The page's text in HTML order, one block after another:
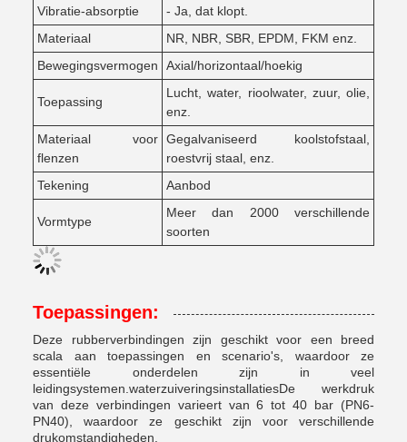
Vibratie-absorptie
- Ja, dat klopt.
Materiaal
NR, NBR, SBR, EPDM, FKM enz.
Bewegingsvermogen
Axial/horizontaal/hoekig
Toepassing
Lucht, water, rioolwater, zuur, olie,
enz.
Materiaal voor
flenzen
Gegalvaniseerd koolstofstaal,
roestvrij staal, enz.
Tekening
Aanbod
Vormtype
Meer dan 2000 verschillende
soorten
Toepassingen:
Deze rubberverbindingen zijn geschikt voor een breed
scala aan toepassingen en scenario's, waardoor ze
essentiële onderdelen zijn in veel
leidingsystemen.waterzuiveringsinstallatiesDe werkdruk
van deze verbindingen varieert van 6 tot 40 bar (PN6-
PN40), waardoor ze geschikt zijn voor verschillende
drukomstandigheden.